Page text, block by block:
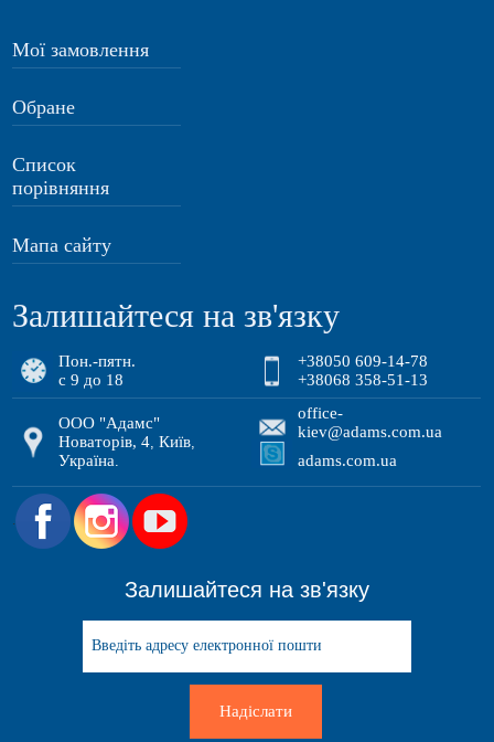
Мої замовлення
Обране
Список
порівняння
Мапа сайту
Залишайтеся на зв'язку
Пон.-пятн.
с 9 до 18
+38050 609-14-78
+38068 358-51-13
ООО "Адамс"
Новаторів, 4 ,Київ
Україна
office-
kiev@adams.com.ua
adams.com.ua
.
Залишайтеся на зв'язку
Надіслати